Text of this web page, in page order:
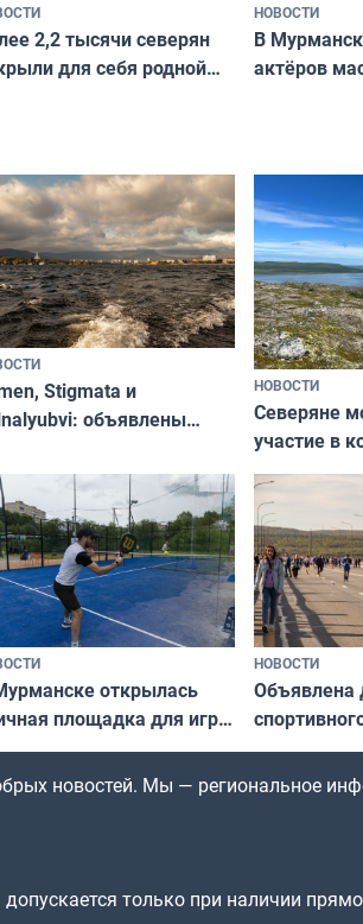
2,2 тысячи северян
для себя родной
НОВОСТИ
В
актёров
Stigmata и
объявлены
в 2026 года
НОВОСТИ
Северяне
участие в
северной
по
открылась
площадка для игры
НОВОСТИ
Объявлена
фестиваль
новостей. Мы — региональное
только при наличии